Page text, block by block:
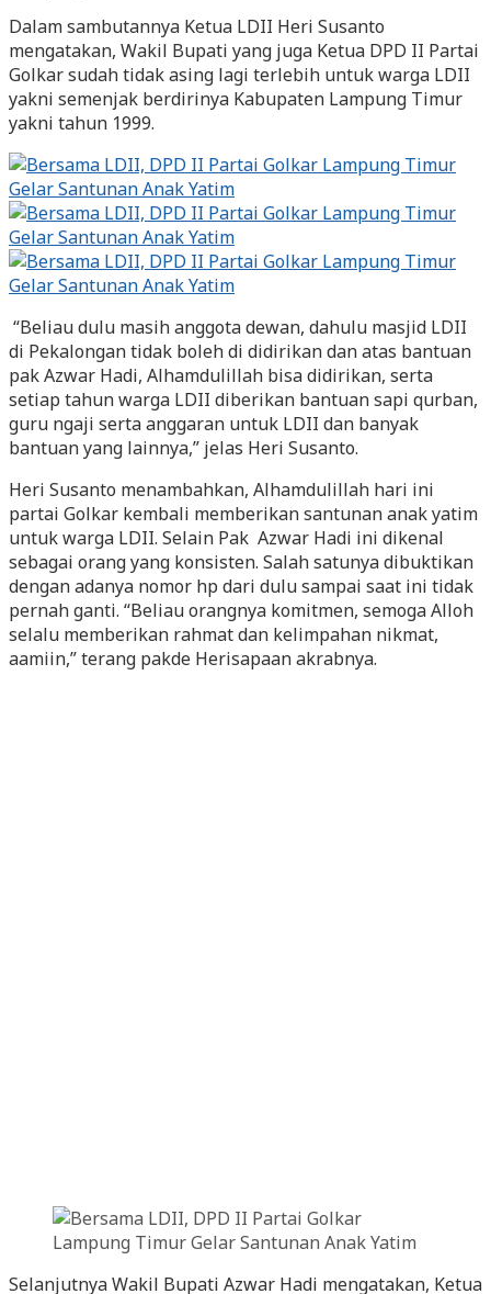
Dalam sambutannya Ketua LDII Heri Susanto
mengatakan, Wakil Bupati yang juga Ketua DPD II Partai
Golkar sudah tidak asing lagi terlebih untuk warga LDII
yakni semenjak berdirinya Kabupaten Lampung Timur
yakni tahun 1999.
“Beliau dulu masih anggota dewan, dahulu masjid LDII
di Pekalongan tidak boleh di didirikan dan atas bantuan
pak Azwar Hadi, Alhamdulillah bisa didirikan, serta
setiap tahun warga LDII diberikan bantuan sapi qurban,
guru ngaji serta anggaran untuk LDII dan banyak
bantuan yang lainnya,” jelas Heri Susanto.
Heri Susanto menambahkan, Alhamdulillah hari ini
partai Golkar kembali memberikan santunan anak yatim
untuk warga LDII. Selain Pak Azwar Hadi ini dikenal
sebagai orang yang konsisten. Salah satunya dibuktikan
dengan adanya nomor hp dari dulu sampai saat ini tidak
pernah ganti. “Beliau orangnya komitmen, semoga Alloh
selalu memberikan rahmat dan kelimpahan nikmat,
aamiin,” terang pakde Herisapaan akrabnya.
Selanjutnya Wakil Bupati Azwar Hadi mengatakan, Ketua